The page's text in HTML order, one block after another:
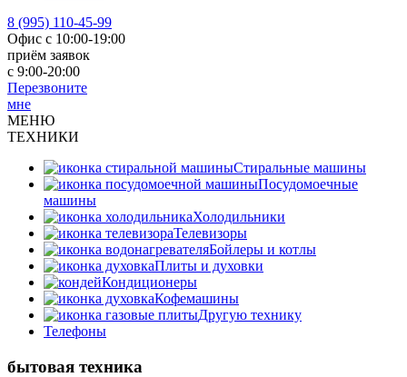
8 (995) 110-45-99
Офис с 10:00-19:00
приём заявок
с 9:00-20:00
Перезвоните
мне
МЕНЮ
ТЕХНИКИ
Стиральные машины
Посудомоечные
машины
Холодильники
Телевизоры
Бойлеры и котлы
Плиты и духовки
Кондиционеры
Кофемашины
Другую технику
Телефоны
бытовая техника